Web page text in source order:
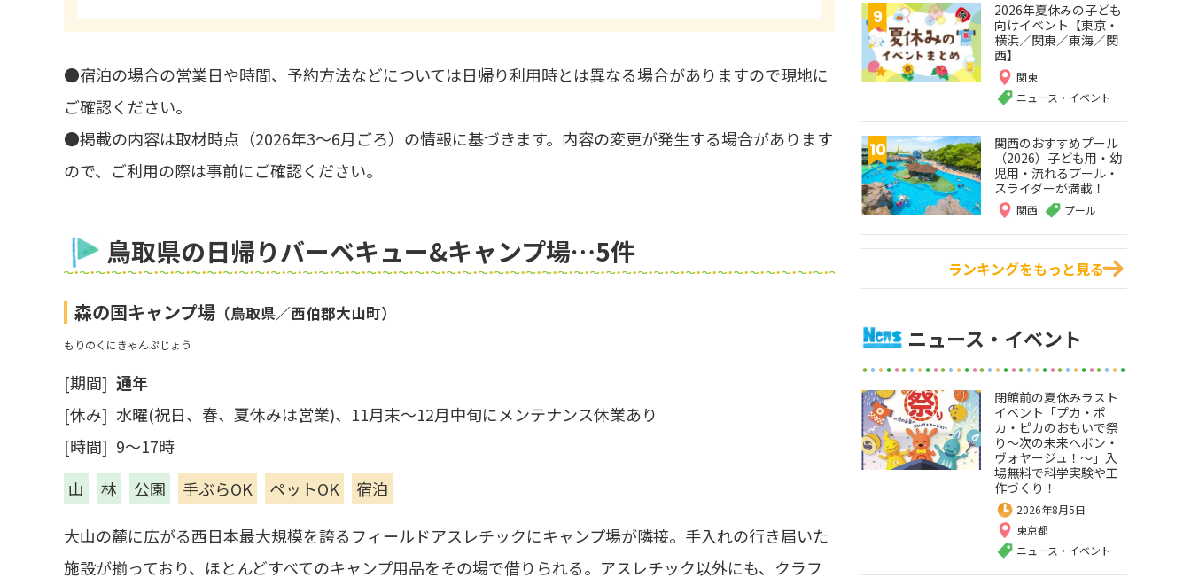
●宿泊の場合の営業日や時間、予約方法などについては日帰り利用時とは異なる場合がありますので現地に
ご確認ください。
●掲載の内容は取材時点（2026年3～6月ごろ）の情報に基づきます。内容の変更が発生する場合があります
ので、ご利用の際は事前にご確認ください。
鳥取県の日帰りバーベキュー&キャンプ場…5件
森の国キャンプ場 （鳥取県／西伯郡大山町）
もりのくにきゃんぷじょう
[期間] 通年
[休み] 水曜(祝日、春、夏休みは営業)、11月末～12月中旬にメンテナンス休業あり
[時間] 9～17時
山
林 公園 手ぶらOK ペットOK 宿泊
大山の麓に広がる西日本最大規模を誇るフィールドアスレチックにキャンプ場が隣接。手入れの行き届いた
施設が揃っており、ほとんどすべてのキャンプ用品をその場で借りられる。アスレチック以外にも、クラフ
2026年夏休みの子ども
向けイベント【東京・
横浜／関東／東海／関
西】
関東
ニュース・イベント
関西のおすすめプール
（2026）子ども用・幼
児用・流れるプール・
スライダーが満載！
関西 プール
ランキングをもっと見る
ニュース・イベント
閉館前の夏休みラスト
イベント「プカ・ポ
カ・ピカのおもいで祭
り～次の未来へボン・
ヴォヤージュ！～」入
場無料で科学実験や工
作づくり！
2026年8月5日
東京都
ニュース・イベント